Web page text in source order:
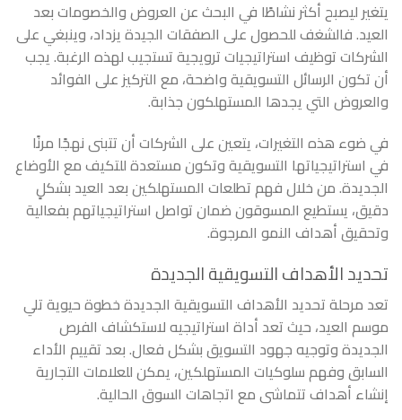
يتغير ليصبح أكثر نشاطًا في البحث عن العروض والخصومات بعد
العيد. فالشغف للحصول على الصفقات الجيدة يزداد، وينبغي على
الشركات توظيف استراتيجيات ترويجية تستجيب لهذه الرغبة. يجب
أن تكون الرسائل التسويقية واضحة، مع التركيز على الفوائد
والعروض التي يجدها المستهلكون جذابة.
في ضوء هذه التغيرات، يتعين على الشركات أن تتبنى نهجًا مرنًا
في استراتيجياتها التسويقية وتكون مستعدة للتكيف مع الأوضاع
الجديدة. من خلال فهم تطلعات المستهلكين بعد العيد بشكلٍ
دقيق، يستطيع المسوقون ضمان تواصل استراتيجياتهم بفعالية
وتحقيق أهداف النمو المرجوة.
تحديد الأهداف التسويقية الجديدة
تعد مرحلة تحديد الأهداف التسويقية الجديدة خطوة حيوية تلي
موسم العيد، حيث تعد أداة استراتيجيه لاستكشاف الفرص
الجديدة وتوجيه جهود التسويق بشكل فعال. بعد تقييم الأداء
السابق وفهم سلوكيات المستهلكين، يمكن للعلامات التجارية
إنشاء أهداف تتماشى مع اتجاهات السوق الحالية.